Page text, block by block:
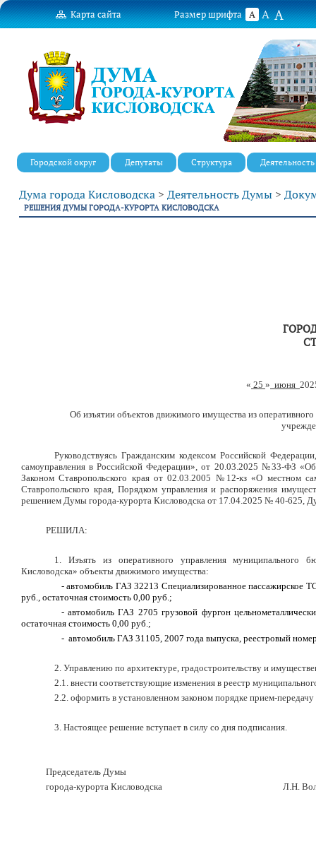
Карта сайта Размер шрифта A A A
Городской округ Депутаты Структура Деятельность
Дума города Кисловодска > Деятельность Думы >
РЕШЕНИЯ ДУМЫ ГОРОДА-КУРОРТА КИСЛОВОДСКА
« 25 » июня
Об изъятии объектов движимого имущества из
Руководствуясь Гражданским кодексом Российской
самоуправления в Российской Федерации», от 20.03.2025 №33-ФЗ
Законом Ставропольского края от 02.03.2005 №12-кз «О местном
Ставропольского края, Порядком управления и распоряжения
решением Думы города-курорта Кисловодска от 17.04.2025 № 40-625,
РЕШИЛА:
1. Изъять из оперативного управления муниципального
Кисловодска» объекты движимого имущества:
- автомобиль ГАЗ 32213 Специализированное пассажирское
руб., остаточная стоимость 0,00 руб.;
-автомобиль ГАЗ 2705 грузовой фургон
остаточная стоимость 0,00 руб.;
- автомобиль ГАЗ 31105, 2007 года выпуска, реестровый
2. Управлению по архитектуре, градостроительству и
2.1. внести соответствующие изменения в реестр
2.2. оформить в установленном законом порядке прием-
3. Настоящее решение вступает в силу со дня подписания.
Председатель Думы
города-курорта Кисловодска
Л.Н.